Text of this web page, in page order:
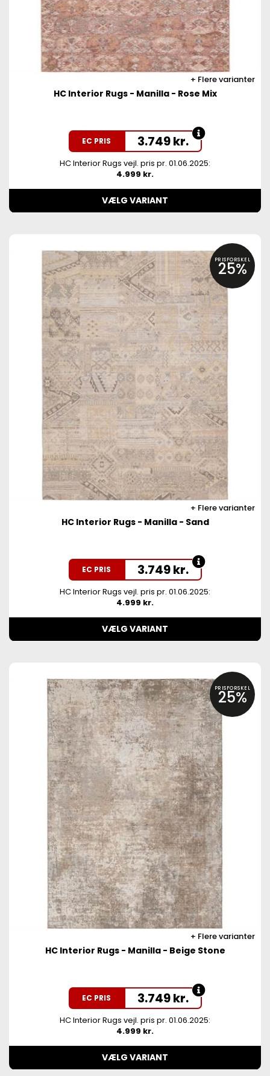
Flere varianter
HC Interior Rugs - Manilla - Rose Mix
EC PRIS 3.749kr.
HC Interior Rugs vejl. pris pr. 01.06.2025:
4.999 kr.
VÆLG VARIANT
PRISFORSKEL
25%
Flere varianter
HC Interior Rugs - Manilla - Sand
EC PRIS 3.749kr.
HC Interior Rugs vejl. pris pr. 01.06.2025:
4.999 kr.
VÆLG VARIANT
PRISFORSKEL
25%
Flere varianter
HC Interior Rugs - Manilla - Beige Stone
EC PRIS 3.749kr.
HC Interior Rugs vejl. pris pr. 01.06.2025:
4.999 kr.
VÆLG VARIANT